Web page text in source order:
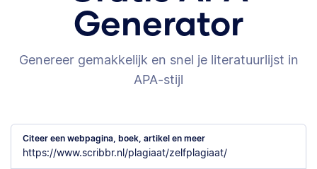
Generator
Genereer gemakkelijk en snel je literatuurlijst in
APA-stijl
Citeer een webpagina, boek, artikel en meer